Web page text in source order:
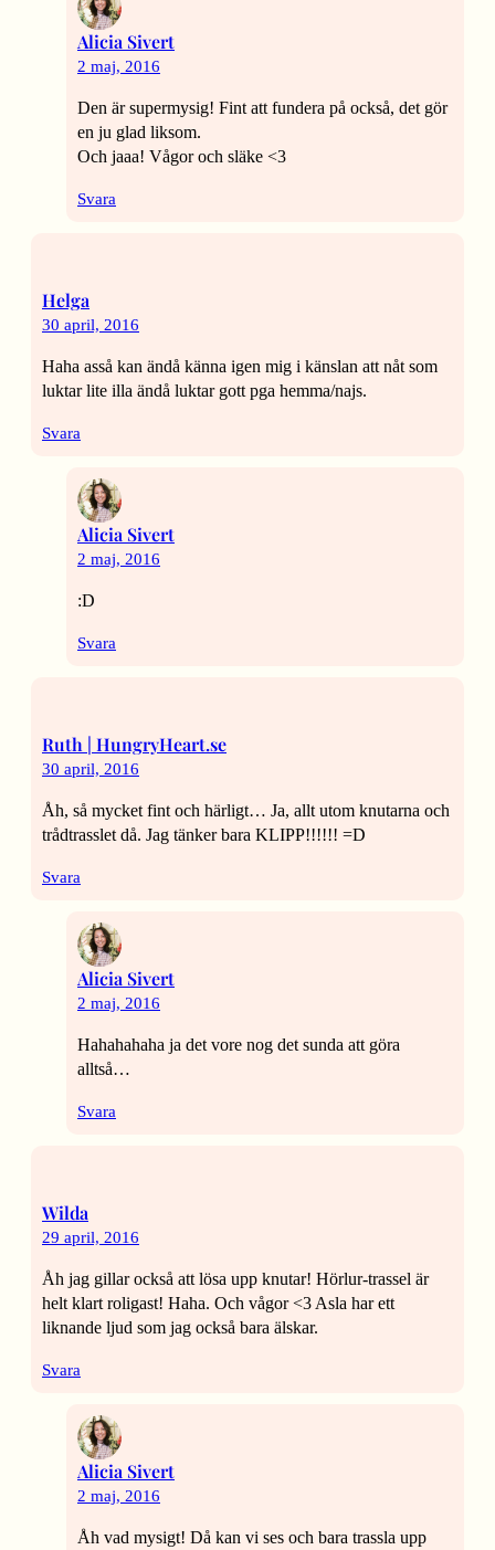
Alicia Sivert
2 maj, 2016
Den är supermysig! Fint att fundera på också, det gör
en ju glad liksom.
Och jaaa! Vågor och släke <3
Svara
Helga
30 april, 2016
Haha asså kan ändå känna igen mig i känslan att nåt som
luktar lite illa ändå luktar gott pga hemma/najs.
Svara
Alicia Sivert
2 maj, 2016
:D
Svara
Ruth | HungryHeart.se
30 april, 2016
Åh, så mycket fint och härligt… Ja, allt utom knutarna och
trådtrasslet då. Jag tänker bara KLIPP!!!!!! =D
Svara
Alicia Sivert
2 maj, 2016
Hahahahaha ja det vore nog det sunda att göra
alltså…
Svara
Wilda
29 april, 2016
Åh jag gillar också att lösa upp knutar! Hörlur-trassel är
helt klart roligast! Haha. Och vågor <3 Asla har ett
liknande ljud som jag också bara älskar.
Svara
Alicia Sivert
2 maj, 2016
Åh vad mysigt! Då kan vi ses och bara trassla upp